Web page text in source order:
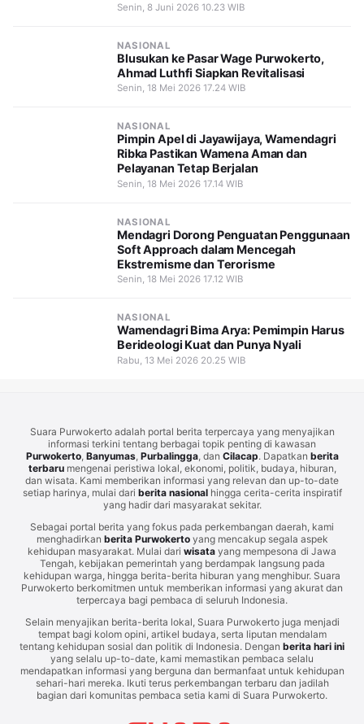
Senin, 8 Juni 2026 10.23 WIB
NASIONAL
Blusukan ke Pasar Wage Purwokerto,
Ahmad Luthfi Siapkan Revitalisasi
Senin, 18 Mei 2026 17.24 WIB
NASIONAL
Pimpin Apel di Jayawijaya, Wamendagri
Ribka Pastikan Wamena Aman dan
Pelayanan Tetap Berjalan
Senin, 18 Mei 2026 17.14 WIB
NASIONAL
Mendagri Dorong Penguatan Penggunaan
Soft Approach dalam Mencegah
Ekstremisme dan Terorisme
Senin, 18 Mei 2026 17.12 WIB
NASIONAL
Wamendagri Bima Arya: Pemimpin Harus
Berideologi Kuat dan Punya Nyali
Rabu, 13 Mei 2026 20.25 WIB
Suara Purwokerto adalah portal berita terpercaya yang menyajikan
informasi terkini tentang berbagai topik penting di kawasan
Purwokerto, Banyumas, Purbalingga, dan Cilacap. Dapatkan berita
terbarumengenai peristiwa lokal, ekonomi, politik, budaya, hiburan,
dan wisata. Kami memberikan informasi yang relevan dan up-to-date
setiap harinya, mulai dari berita nasionalhingga cerita-cerita inspiratif
yang hadir dari masyarakat sekitar.
Sebagai portal berita yang fokus pada perkembangan daerah, kami
menghadirkan berita Purwokertoyang mencakup segala aspek
kehidupan masyarakat. Mulai dari wisata yang mempesona di Jawa
Tengah, kebijakan pemerintah yang berdampak langsung pada
kehidupan warga, hingga berita-berita hiburan yang menghibur. Suara
Purwokerto berkomitmen untuk memberikan informasi yang akurat dan
terpercaya bagi pembaca di seluruh Indonesia.
Selain menyajikan berita-berita lokal, Suara Purwokerto juga menjadi
tempat bagi kolom opini, artikel budaya, serta liputan mendalam
tentang kehidupan sosial dan politik di Indonesia. Dengan berita hari ini
yang selalu up-to-date, kami memastikan pembaca selalu
mendapatkan informasi yang berguna dan bermanfaat untuk kehidupan
sehari-hari mereka. Ikuti terus perkembangan terbaru dan jadilah
bagian dari komunitas pembaca setia kami di Suara Purwokerto.